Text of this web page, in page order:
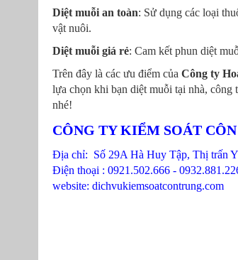
Diệt muỗi an toàn: Sử dụng các loại
vật nuôi.
Diệt muỗi giá rẻ: Cam kết phun diệt
Trên đây là các ưu điểm của Công ty
lựa chọn khi bạn diệt muỗi tại nhà,
nhé!
CÔNG TY KIỂM SOÁT
Địa chỉ: Số 29A Hà Huy Tập, Thị trấn
Điện thoại : 0921.502.666 -
website: dichvukiemsoatcontrung.com